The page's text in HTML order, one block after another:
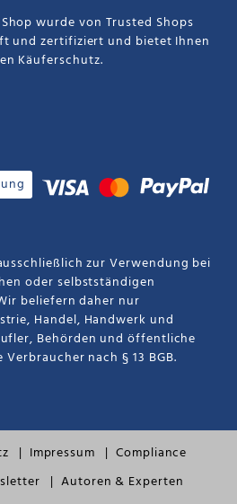
wurde von Trusted Shops
und zertifiziert und bietet Ihnen
Käuferschutz.
zur Verwendung bei
oder selbstständigen
beliefern daher nur
Handel, Handwerk und
Behörden und öffentliche
nach § 13 BGB.
Impressum
Compliance
Autoren & Experten